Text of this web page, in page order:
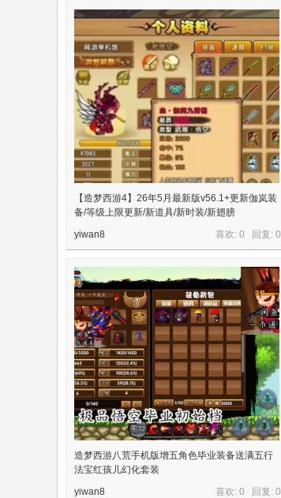
【造梦西游4】26年5月最新版v56.1+更新伽岚装
备/等级上限更新/新道具/新时装/新翅膀
喜欢: 0 回复: 0
yiwan8
造梦西游八荒手机版增五角色毕业装备送满五行
法宝红孩儿幻化套装
喜欢: 0 回复: 0
yiwan8